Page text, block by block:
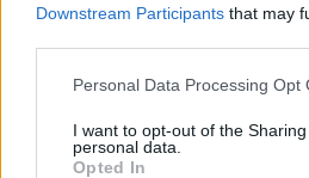
Downstream Participants that may
Personal Data Processing Opt
I want to opt-out of the
personal data.
Opted In
(Para pedido de
sugestões, enviar para: